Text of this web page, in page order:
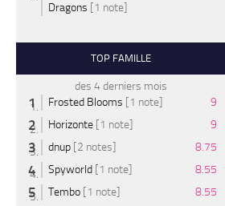
Dragons [1 note]
TOP FAMILLE
des 4 derniers mois
Frosted Blooms [1 note]
9
Horizonte [1 note]
9
dnup [2 notes]
8.75
Spyworld [1 note]
8.55
Tembo [1 note]
8.55